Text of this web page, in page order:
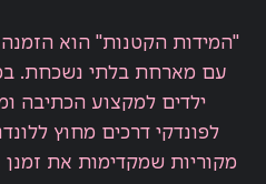
"המידות הקטנות" הוא הזמנה
עם מארחת בלתי נשכחת.
ילדים למקצוע הכתיבה
לפונדקי דרכים מחוץ
מקוריות שמקדימות את